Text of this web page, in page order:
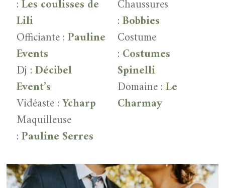
:Les coulisses de
Lili
Officiante :Pauline
Events
Dj :Décibel
Event’s
Vidéaste :Ycharp
Maquilleuse
:Pauline Serres
Chaussures
:Bobbies
Costume
: Costumes
Spinelli
Domaine :Le
Charmay